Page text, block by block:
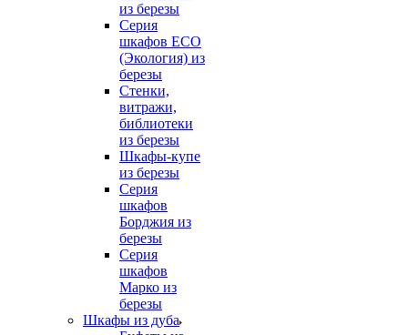
из березы
Серия
шкафов ECO
(Экология) из
березы
Стенки,
витражи,
библиотеки
из березы
Шкафы-купе
из березы
Серия
шкафов
Борджия из
березы
Серия
шкафов
Марко из
березы
Шкафы из дуба